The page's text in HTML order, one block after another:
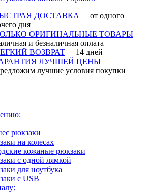
ДОСТАВКА
от одного
дня
ОРИГИНАЛЬНЫЕ ТОВАРЫ
и безналичная оплата
ВОЗВРАТ
14 дней
ЛУЧШЕЙ ЦЕНЫ
лучшие условия покупки
рюкзаки
на колесах
кожаные рюкзаки
с одной лямкой
для ноутбука
с USB